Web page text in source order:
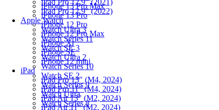
iPad Pro 12.9" (2021)
iPad Pro 12.9" (2022)
Apple Watch
Watch Ultra 3
Watch Series 11
Watch SE 3
Watch Ultra 2
Watch Series 10
Watch SE 2
Watch Series 9
Watch Ultra
Watch Series 8
iPhone 13 Pro Max
iPhone 13 Pro
iPhone 12 Pro
iPhone 12 Pro Max
iPhone Xr
iPhone SE
iPhone 12 mini
iPad
iPad Pro 13" (M4, 2024)
iPad Pro 11" (M4, 2024)
iPad Air 13" (M2, 2024)
iPad Air 11" (M2, 2024)